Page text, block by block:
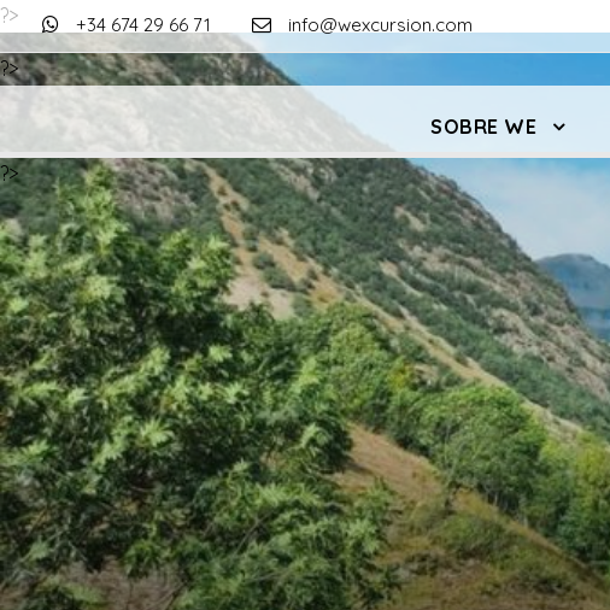
+34 674 29 66 71 info@wexcursion.com
?>
SOBRE WE
?>
?>